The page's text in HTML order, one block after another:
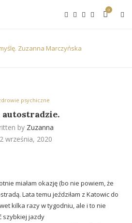
0
psychiczne
autostradzie.
by Zuzanna
września, 2020
miałam okazję (bo nie powiem, że
Lata temu jeździłam z Katowic do
kilka razy w tygodniu, ale i to nie
szybkiej jazdy